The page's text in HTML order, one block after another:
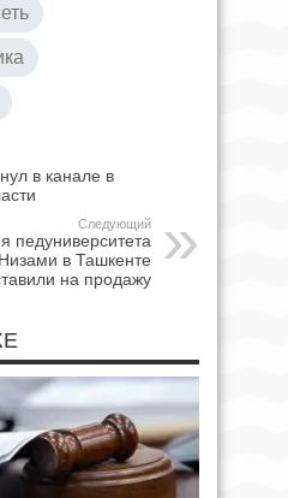
в канале в
Следующий
педуниверситета
в Ташкенте
на продажу